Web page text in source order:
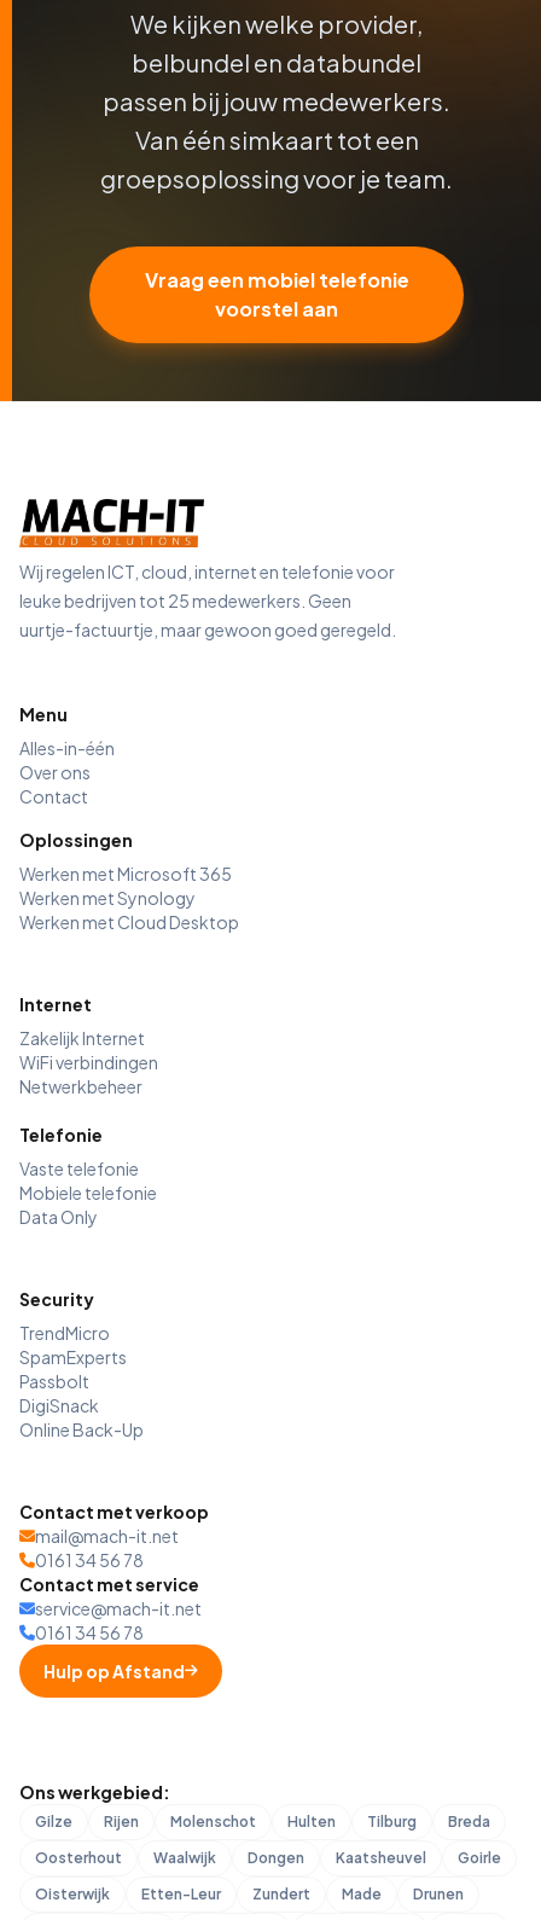
We kijken welke provider,
belbundel en databundel
passen bij jouw medewerkers.
Van één simkaart tot een
groepsoplossing voor je team.
Vraag een mobiel telefonie
voorstel aan
Wij regelen ICT, cloud, internet en telefonie voor
leuke bedrijven tot 25 medewerkers. Geen
uurtje-factuurtje, maar gewoon goed geregeld.
Menu
Alles-in-één
Over ons
Contact
Oplossingen
Werken met Microsoft 365
Werken met Synology
Werken met Cloud Desktop
Internet
Zakelijk Internet
WiFi verbindingen
Netwerkbeheer
Telefonie
Vaste telefonie
Mobiele telefonie
Data Only
Security
TrendMicro
SpamExperts
Passbolt
DigiSnack
Online Back-Up
Contact met verkoop
mail@mach-it.net
0161 34 56 78
Contact met service
service@mach-it.net
0161 34 56 78
Hulp op Afstand
Ons werkgebied:
Gilze Rijen Molenschot Hulten Tilburg
Breda
Oosterhout
Waalwijk Dongen Kaatsheuvel
Goirle
Oisterwijk
Etten-Leur Zundert Made Drunen